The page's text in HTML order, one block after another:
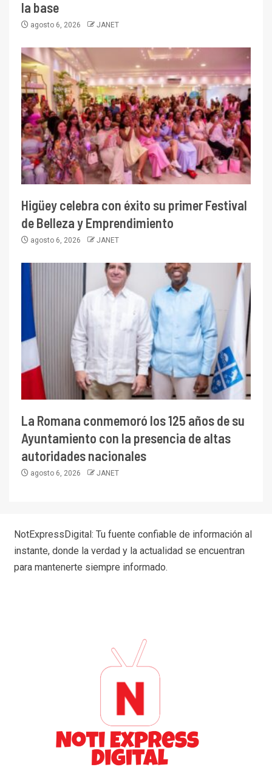
la base
agosto 6, 2026 JANET
Higüey celebra con éxito su primer Festival
de Belleza y Emprendimiento
agosto 6, 2026 JANET
La Romana conmemoró los 125 años de su
Ayuntamiento con la presencia de altas
autoridades nacionales
agosto 6, 2026 JANET
NotExpressDigital: Tu fuente confiable de información al
instante, donde la verdad y la actualidad se encuentran
para mantenerte siempre informado.